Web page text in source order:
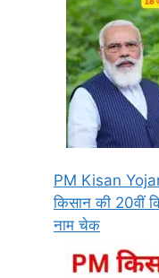
PM Kisan
किसान की 20वीं
नाम चेक